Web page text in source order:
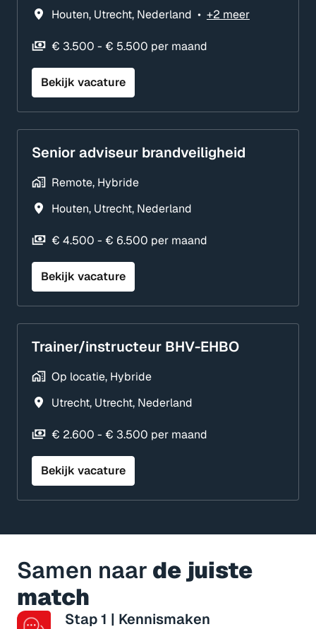
Houten, Utrecht, Nederland • +2 meer
€ 3.500 - € 5.500 per maand
Bekijk vacature
Senior adviseur brandveiligheid
Remote, Hybride
Houten, Utrecht, Nederland
€ 4.500 - € 6.500 per maand
Bekijk vacature
Trainer/instructeur BHV-EHBO
Op locatie, Hybride
Utrecht, Utrecht, Nederland
€ 2.600 - € 3.500 per maand
Bekijk vacature
Samen naar de juiste
match
Stap 1 | Kennismaken